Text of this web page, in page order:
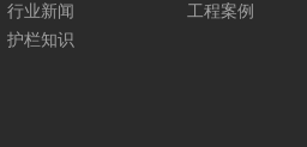
行业新闻
护栏知识
工程案例